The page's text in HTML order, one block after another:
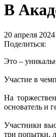
В
20 апреля 2024
Поделиться:
Это –
Участие в
На
основатель и
Участники
три попытки,